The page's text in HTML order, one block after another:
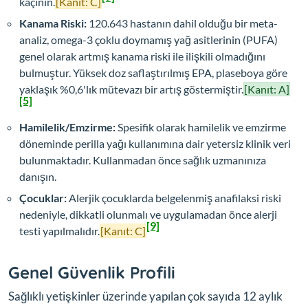
Kanama Riski: 120.643 hastanın dahil olduğu bir meta-
analiz, omega-3 çoklu doymamış yağ asitlerinin (PUFA)
genel olarak artmış kanama riski ile ilişkili olmadığını
bulmuştur. Yüksek doz saflaştırılmış EPA, plaseboya göre
yaklaşık %0,6'lık mütevazı bir artış göstermiştir.[Kanıt: A]
[5]
Hamilelik/Emzirme:Spesifik olarak hamilelik ve emzirme
döneminde perilla yağı kullanımına dair yetersiz klinik veri
bulunmaktadır. Kullanmadan önce sağlık uzmanınıza
danışın.
Çocuklar:Alerjik çocuklarda belgelenmiş anafilaksi riski
nedeniyle, dikkatli olunmalı ve uygulamadan önce alerji
testi yapılmalıdır.[Kanıt: C][9]
Genel Güvenlik Profili
Sağlıklı yetişkinler üzerinde yapılan çok sayıda 12 aylık